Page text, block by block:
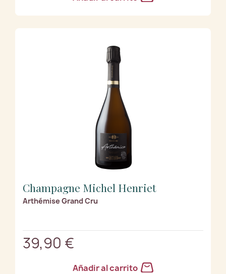
Champagne Michel Henriet
Arthémise Grand Cru
39,90 €
Añadir al carrito